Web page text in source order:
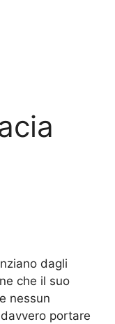
dagli
che il suo
nessun
portare